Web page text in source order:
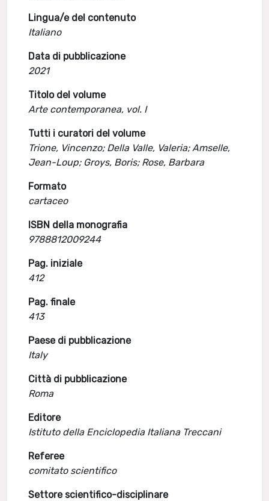
Lingua/e del contenuto
Italiano
Data di pubblicazione
2021
Titolo del volume
Arte contemporanea, vol. I
Tutti i curatori del volume
Trione, Vincenzo; Della Valle, Valeria; Amselle,
Jean-Loup; Groys, Boris; Rose, Barbara
Formato
cartaceo
ISBN della monografia
9788812009244
Pag. iniziale
412
Pag. finale
413
Paese di pubblicazione
Italy
Città di pubblicazione
Roma
Editore
Istituto della Enciclopedia Italiana Treccani
Referee
comitato scientifico
Settore scientifico-disciplinare